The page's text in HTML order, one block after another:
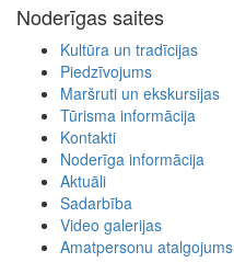
Noderīgas saites
Kultūra un tradīcijas
Piedzīvojums
Maršruti un ekskursijas
Tūrisma informācija
Kontakti
Noderīga informācija
Aktuāli
Sadarbība
Video galerijas
Amatpersonu atalgojums